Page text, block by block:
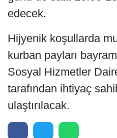
edecek.
Hijyenik koşullarda
kurban payları
Sosyal Hizmetler
tarafından ihtiyaç
ulaştırılacak.